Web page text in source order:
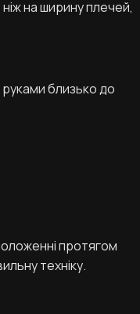
на ширину плечей,
близько до
протягом
техніку.